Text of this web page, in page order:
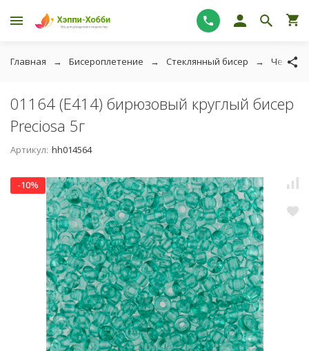
Главная Бисероплетение Стеклянный бисер
01164 (E414) бирюзовый круглый бисер
Preciosa 5г
Артикул: hh014564
-10%